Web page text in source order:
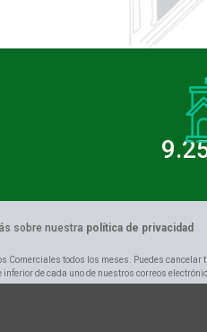
sobre nuestra política de privacidad
todos los meses. Puedes
de cada uno de nuestros correos